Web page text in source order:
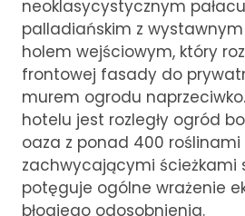
neoklasycystycznym
palladiańskim z
holem wejściowym, który
frontowej fasady do
murem ogrodu
hotelu jest rozległy ogród
oaza z ponad 400 roślinami
zachwycającymi ścieżkami
potęguje ogólne wrażenie
błogiego odosobnienia.